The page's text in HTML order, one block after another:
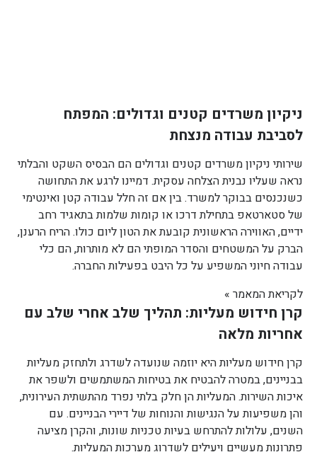
ניקיון משרדים קטנים וגדולים: המפתח
לסביבת עבודה מנצחת
שירותי ניקיון משרדים קטנים וגדולים הם הבסיס השקט והבלתי
נראה שעליו נבנית הצלחה עסקית. דמיינו לרגע את התחושה
כשנכנסים בבוקר למשרד. בין אם זה חלל עבודה קטן ואינטימי
של סטארטאפ בתחילת דרכו או קומות שלמות בתאגיד רחב
ידיים, האווירה הראשונית קובעת את הטון ליום כולו. הריח הרענן,
הברק על המשטחים והסדר המופתי הם לא מותרות, הם כלי
עבודה חיוני המשפיע על כל היבט בפעילות החברה.
לקריאת המאמר »
קרן חידוש מעליות: תהליך שלב אחרי שלב עם
אחריות מלאה
קרן חידוש מעליות היא יוזמה שנועדה לשדרג ולתחזק מעליות
בבניינים, במטרה להבטיח את בטיחות המשתמשים ולשפר את
איכות השירות. המעליות הן חלק בלתי נפרד מהתשתית העירונית,
והן משפיעות על הנגישות והנוחות של דיירי הבניינים. עם
השנים, עלולות להתרחש בעיות טכניות שונות, והקרן מציעה
פתרונות מעשיים ויעילים לשדרוג מערכות המעליות.